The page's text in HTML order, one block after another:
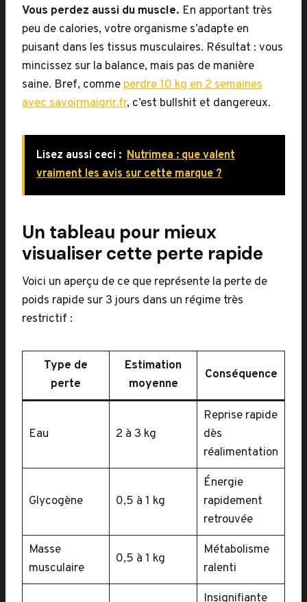
Vous perdez aussi du muscle. En apportant très
peu de calories, votre organisme s’adapte en
puisant dans les tissus musculaires. Résultat : vous
mincissez sur la balance, mais pas de manière
saine. Bref, comme perdre 10 kg en 2 semaines
avec savoirmaigrir.fr, c’est bullshit et dangereux.
Lisez aussi ceci : Nutrimea : que valent
vraiment les avis sur cette marque ?
Un tableau pour mieux
visualiser cette perte rapide
Voici un aperçu de ce que représente la perte de
poids rapide sur 3 jours dans un régime très
restrictif :
Type de
perte
Estimation
moyenne
Conséquence
Eau 2 à 3 kg
Reprise rapide
dès
réalimentation
Glycogène 0,5 à 1 kg
Énergie
rapidement
retrouvée
Masse
musculaire
0,5 à 1 kg
Métabolisme
ralenti
Insignifiante